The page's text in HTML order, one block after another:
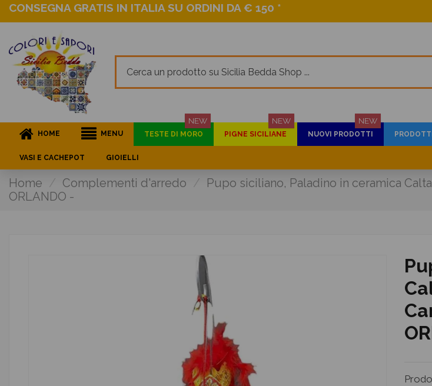
CONSEGNA GRATIS IN ITALIA SU ORDINI DA € 150 *
HOME MENU TESTE DI MORO
NEW
PIGNE SICILIANE
NEW
NUOVI PRODOTTI
NEW
VASI E CACHEPOT GIOIELLI
Home Complementi d'arredo
Pupo siciliano, Paladino in ceramica
ORLANDO -